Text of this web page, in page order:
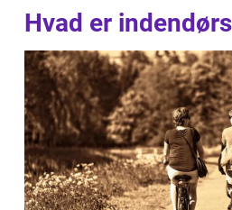
Hvad er